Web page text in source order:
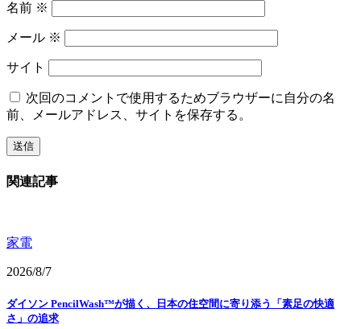
名前 ※
メール ※
サイト
次回のコメントで使用するためブラウザーに自分の名
前、メールアドレス、サイトを保存する。
関連記事
家電
2026/8/7
ダイソン PencilWash™が描く、日本の住空間に寄り添う「素足の快適
さ」の追求